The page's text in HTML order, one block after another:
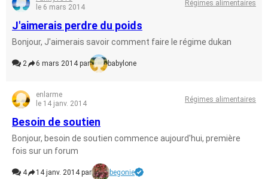
le 6 mars 2014
Régimes alimentaires
J'aimerais perdre du poids
Bonjour, J'aimerais savoir comment faire le régime dukan
2 6 mars 2014 par babylone
enlarme
le 14 janv. 2014
Régimes alimentaires
Besoin de soutien
Bonjour, besoin de soutien commence aujourd'hui, première
fois sur un forum
4 14 janv. 2014 par begonie